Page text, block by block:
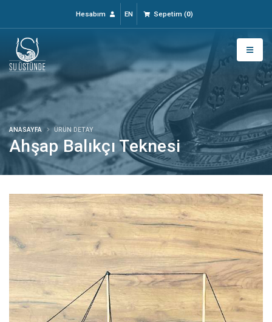
Hesabım EN Sepetim (0)
Ahşap Balıkçı Teknesi
ANASAYFA ÜRÜN DETAY